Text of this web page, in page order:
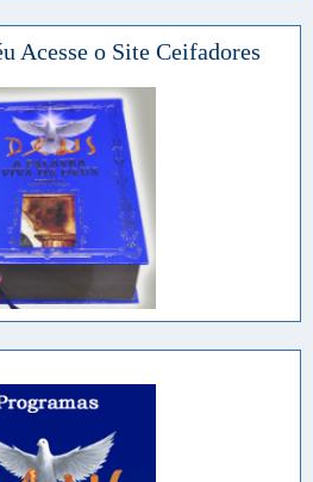
Acesse o Site Ceifadores